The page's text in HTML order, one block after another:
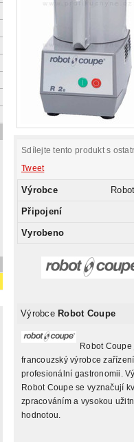
Sdílejte tento produkt s
Tweet
Výrobce
Připojení
Vyrobeno
Výrobce Robot Coupe
Robot Coupe
francouzský výrobce
profesionální gastronomii.
Robot Coupe se vyznačují
zpracováním a vysokou
hodnotou.